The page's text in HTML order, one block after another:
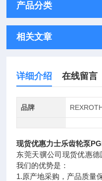
产品分类
相关文章
详细介绍 在线留言
品牌
现货优惠力士乐齿轮泵
东莞天骥公司现货优惠德
我们的优势是：
1.原产地采购，产品质